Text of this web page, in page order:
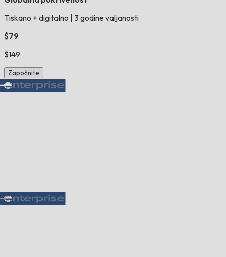
Tiskano + digitalno 3 godine valjanosti
$79
$149
Započnite